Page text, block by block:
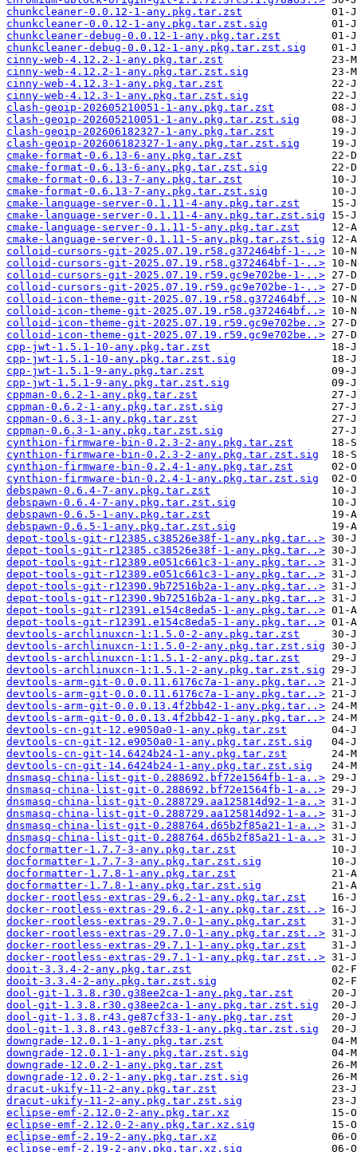
chunkcleaner-0.0.12-1-any.pkg.tar.zst
chunkcleaner-0.0.12-1-any.pkg.tar.zst.sig
chunkcleaner-debug-0.0.12-1-any.pkg.tar.zst
chunkcleaner-debug-0.0.12-1-any.pkg.tar.zst.sig
cinny-web-4.12.2-1-any.pkg.tar.zst
cinny-web-4.12.2-1-any.pkg.tar.zst.sig
cinny-web-4.12.3-1-any.pkg.tar.zst
cinny-web-4.12.3-1-any.pkg.tar.zst.sig
clash-geoip-202605210051-1-any.pkg.tar.zst
clash-geoip-202605210051-1-any.pkg.tar.zst.sig
clash-geoip-202606182327-1-any.pkg.tar.zst
clash-geoip-202606182327-1-any.pkg.tar.zst.sig
cmake-format-0.6.13-6-any.pkg.tar.zst
cmake-format-0.6.13-6-any.pkg.tar.zst.sig
cmake-format-0.6.13-7-any.pkg.tar.zst
cmake-format-0.6.13-7-any.pkg.tar.zst.sig
cmake-language-server-0.1.11-4-any.pkg.tar.zst
cmake-language-server-0.1.11-4-any.pkg.tar.zst.sig
cmake-language-server-0.1.11-5-any.pkg.tar.zst
cmake-language-server-0.1.11-5-any.pkg.tar.zst.sig
colloid-cursors-git-2025.07.19.r58.g372464bf-1-..>
colloid-cursors-git-2025.07.19.r58.g372464bf-1-..>
colloid-cursors-git-2025.07.19.r59.gc9e702be-1-..>
colloid-cursors-git-2025.07.19.r59.gc9e702be-1-..>
colloid-icon-theme-git-2025.07.19.r58.g372464bf..>
colloid-icon-theme-git-2025.07.19.r58.g372464bf..>
colloid-icon-theme-git-2025.07.19.r59.gc9e702be..>
colloid-icon-theme-git-2025.07.19.r59.gc9e702be..>
cpp-jwt-1.5.1-10-any.pkg.tar.zst
cpp-jwt-1.5.1-10-any.pkg.tar.zst.sig
cpp-jwt-1.5.1-9-any.pkg.tar.zst
cpp-jwt-1.5.1-9-any.pkg.tar.zst.sig
cppman-0.6.2-1-any.pkg.tar.zst
cppman-0.6.2-1-any.pkg.tar.zst.sig
cppman-0.6.3-1-any.pkg.tar.zst
cppman-0.6.3-1-any.pkg.tar.zst.sig
cynthion-firmware-bin-0.2.3-2-any.pkg.tar.zst
cynthion-firmware-bin-0.2.3-2-any.pkg.tar.zst.sig
cynthion-firmware-bin-0.2.4-1-any.pkg.tar.zst
cynthion-firmware-bin-0.2.4-1-any.pkg.tar.zst.sig
debspawn-0.6.4-7-any.pkg.tar.zst
debspawn-0.6.4-7-any.pkg.tar.zst.sig
debspawn-0.6.5-1-any.pkg.tar.zst
debspawn-0.6.5-1-any.pkg.tar.zst.sig
depot-tools-git-r12385.c38526e38f-1-any.pkg.tar..>
depot-tools-git-r12385.c38526e38f-1-any.pkg.tar..>
depot-tools-git-r12389.e051c661c3-1-any.pkg.tar..>
depot-tools-git-r12389.e051c661c3-1-any.pkg.tar..>
depot-tools-git-r12390.9b72516b2a-1-any.pkg.tar..>
depot-tools-git-r12390.9b72516b2a-1-any.pkg.tar..>
depot-tools-git-r12391.e154c8eda5-1-any.pkg.tar..>
depot-tools-git-r12391.e154c8eda5-1-any.pkg.tar..>
devtools-archlinuxcn-1:1.5.0-2-any.pkg.tar.zst
devtools-archlinuxcn-1:1.5.0-2-any.pkg.tar.zst.sig
devtools-archlinuxcn-1:1.5.1-2-any.pkg.tar.zst
devtools-archlinuxcn-1:1.5.1-2-any.pkg.tar.zst.sig
devtools-arm-git-0.0.0.11.6176c7a-1-any.pkg.tar..>
devtools-arm-git-0.0.0.11.6176c7a-1-any.pkg.tar..>
devtools-arm-git-0.0.0.13.4f2bb42-1-any.pkg.tar..>
devtools-arm-git-0.0.0.13.4f2bb42-1-any.pkg.tar..>
devtools-cn-git-12.e9050a0-1-any.pkg.tar.zst
devtools-cn-git-12.e9050a0-1-any.pkg.tar.zst.sig
devtools-cn-git-14.6424b24-1-any.pkg.tar.zst
devtools-cn-git-14.6424b24-1-any.pkg.tar.zst.sig
dnsmasq-china-list-git-0.288692.bf72e1564fb-1-a..>
dnsmasq-china-list-git-0.288692.bf72e1564fb-1-a..>
dnsmasq-china-list-git-0.288729.aa125814d92-1-a..>
dnsmasq-china-list-git-0.288729.aa125814d92-1-a..>
dnsmasq-china-list-git-0.288764.d65b2f85a21-1-a..>
dnsmasq-china-list-git-0.288764.d65b2f85a21-1-a..>
docformatter-1.7.7-3-any.pkg.tar.zst
docformatter-1.7.7-3-any.pkg.tar.zst.sig
docformatter-1.7.8-1-any.pkg.tar.zst
docformatter-1.7.8-1-any.pkg.tar.zst.sig
docker-rootless-extras-29.6.2-1-any.pkg.tar.zst
docker-rootless-extras-29.6.2-1-any.pkg.tar.zst..>
docker-rootless-extras-29.7.0-1-any.pkg.tar.zst
docker-rootless-extras-29.7.0-1-any.pkg.tar.zst..>
docker-rootless-extras-29.7.1-1-any.pkg.tar.zst
docker-rootless-extras-29.7.1-1-any.pkg.tar.zst..>
dooit-3.3.4-2-any.pkg.tar.zst
dooit-3.3.4-2-any.pkg.tar.zst.sig
dool-git-1.3.8.r30.g38ee2ca-1-any.pkg.tar.zst
dool-git-1.3.8.r30.g38ee2ca-1-any.pkg.tar.zst.sig
dool-git-1.3.8.r43.ge87cf33-1-any.pkg.tar.zst
dool-git-1.3.8.r43.ge87cf33-1-any.pkg.tar.zst.sig
downgrade-12.0.1-1-any.pkg.tar.zst
downgrade-12.0.1-1-any.pkg.tar.zst.sig
downgrade-12.0.2-1-any.pkg.tar.zst
downgrade-12.0.2-1-any.pkg.tar.zst.sig
dracut-ukify-11-2-any.pkg.tar.zst
dracut-ukify-11-2-any.pkg.tar.zst.sig
eclipse-emf-2.12.0-2-any.pkg.tar.xz
eclipse-emf-2.12.0-2-any.pkg.tar.xz.sig
eclipse-emf-2.19-2-any.pkg.tar.xz
eclipse-emf-2.19-2-any.pkg.tar.xz.sig